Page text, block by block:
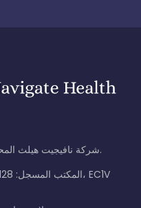
شركة نافيجيت هيلث المحدودة. جميع الحقوق محفوظة.